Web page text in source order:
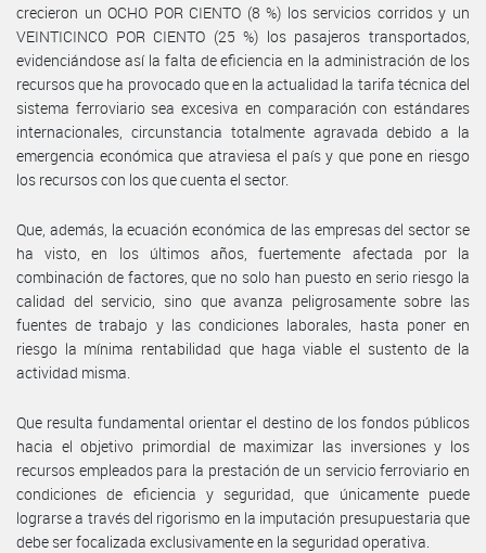
crecieron un OCHO POR CIENTO (8 %) los servicios corridos y un
VEINTICINCO POR CIENTO (25 %) los pasajeros transportados,
evidenciándose así la falta de eficiencia en la administración de los
recursos que ha provocado que en la actualidad la tarifa técnica del
sistema ferroviario sea excesiva en comparación con estándares
internacionales, circunstancia totalmente agravada debido a la
emergencia económica que atraviesa el país y que pone en riesgo
los recursos con los que cuenta el sector.
Que, además, la ecuación económica de las empresas del sector se
ha visto, en los últimos años, fuertemente afectada por la
combinación de factores, que no solo han puesto en serio riesgo la
calidad del servicio, sino que avanza peligrosamente sobre las
fuentes de trabajo y las condiciones laborales, hasta poner en
riesgo la mínima rentabilidad que haga viable el sustento de la
actividad misma.
Que resulta fundamental orientar el destino de los fondos públicos
hacia el objetivo primordial de maximizar las inversiones y los
recursos empleados para la prestación de un servicio ferroviario en
condiciones de eficiencia y seguridad, que únicamente puede
lograrse a través del rigorismo en la imputación presupuestaria que
debe ser focalizada exclusivamente en la seguridad operativa.